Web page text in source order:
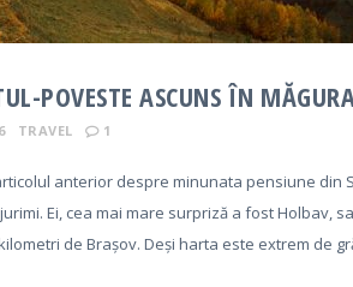
POVESTE ASCUNS ÎN
TRAVEL 1
anterior despre minunata pensiune din
Ei, cea mai mare surpriză a fost Holbav,
de Brașov. Deși harta este extrem de